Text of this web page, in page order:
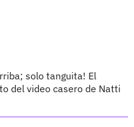
solo tanguita! El
del video casero de Natti